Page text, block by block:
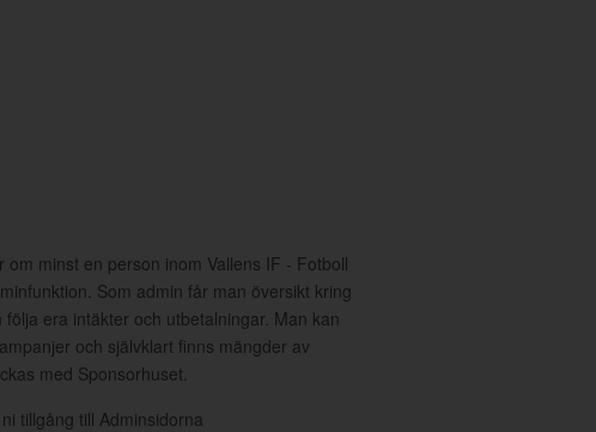
om minst en person inom Vallens IF - Fotboll
Som admin får man översikt kring
era intäkter och utbetalningar. Man kan
och självklart finns mängder av
med Sponsorhuset.
tillgång till Adminsidorna